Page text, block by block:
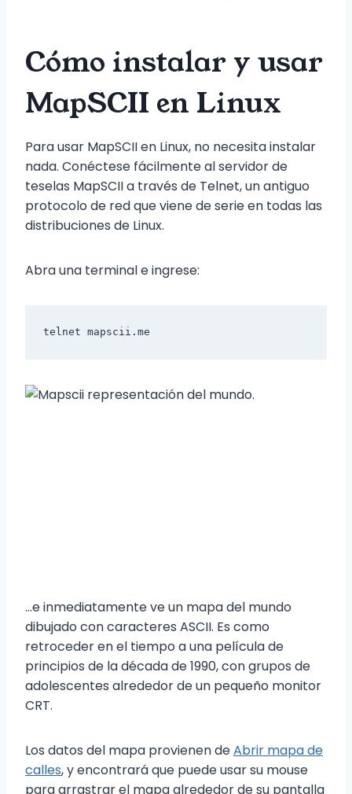
Cómo instalar y usar
MapSCII en Linux
Para usar MapSCII en Linux, no necesita instalar
nada. Conéctese fácilmente al servidor de
teselas MapSCII a través de Telnet, un antiguo
protocolo de red que viene de serie en todas las
distribuciones de Linux.
Abra una terminal e ingrese:
telnet mapscii .me
…e inmediatamente ve un mapa del mundo
dibujado con caracteres ASCII. Es como
retroceder en el tiempo a una película de
principios de la década de 1990, con grupos de
adolescentes alrededor de un pequeño monitor
CRT.
Los datos del mapa provienen deAbrir mapa de
calles, y encontrará que puede usar su mouse
para arrastrar el mapa alrededor de su pantalla